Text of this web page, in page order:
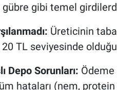
gübre gibi temel
Üreticinin
TL seviyesinde
Depo Sorunları: Ödeme
hataları (nem,